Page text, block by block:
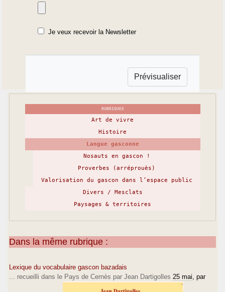
Je veux recevoir la Newsletter
RUBRIQUES
Art de vivre
Histoire
Langue gasconne
Nosauts en gascon !
Proverbes (arréprouès)
Valorisation du gascon dans l’espace public
Divers / Mesclats
Paysages & territoires
Dans la même rubrique :
Lexique du vocabulaire gascon bazadais
... recueilli dans le Pays de Cernès par Jean Dartigolles 25 mai , par